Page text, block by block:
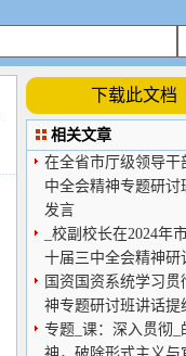
下载此文档
相关文章
在全省市厅级领导干
中全会精神专题研
发言
_校副校长在2024年
十届三中全会精神研
国资国资系统学习
神专题研讨班讲话提
专题_课：深入贯彻